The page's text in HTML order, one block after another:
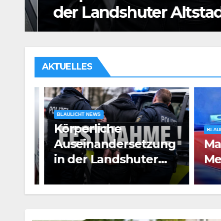
der Landshuter Altstadt
AKTUELLES
BLAULICHT NEWS
Körperliche
Auseinandersetzung
in der Landshuter
Altstadt